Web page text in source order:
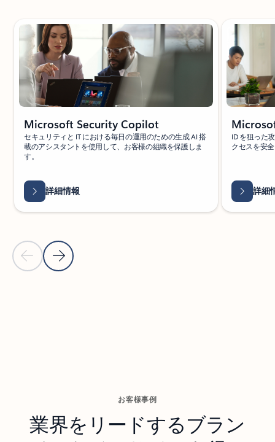
スライド 1/5 を表示中
前のスライド次のスライド
Microsoft Security Copilot
セキュリティと IT における毎日の運用のための生成 AI 搭
載のアシスタントを使用して、お客様の組織を保護しま
す。
詳細情報
ID を狙った
クセスを安
詳細
お客様事例
業界をリードするブラン